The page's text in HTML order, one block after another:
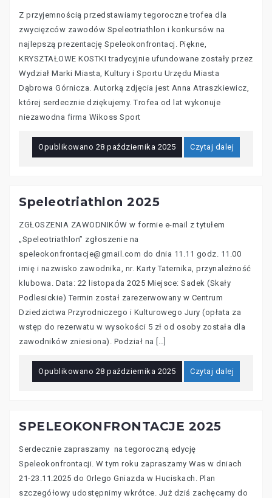
Z przyjemnością przedstawiamy tegoroczne trofea dla
zwycięzców zawodów Speleotriathlon i konkursów na
najlepszą prezentację Speleokonfrontacj. Piękne,
KRYSZTAŁOWE KOSTKI tradycyjnie ufundowane zostały przez
Wydział Marki Miasta, Kultury i Sportu Urzędu Miasta
Dąbrowa Górnicza. Autorką zdjęcia jest Anna Atraszkiewicz,
której serdecznie dziękujemy. Trofea od lat wykonuje
niezawodna firma Wikoss Sport
Opublikowano 28 października 2025 Czytaj dalej
Speleotriathlon 2025
ZGŁOSZENIA ZAWODNIKÓW w formie e-mail z tytułem
„Speleotriathlon” zgłoszenie na
speleokonfrontacje@gmail.com do dnia 11.11 godz. 11.00
imię i nazwisko zawodnika, nr. Karty Taternika, przynależność
klubowa. Data: 22 listopada 2025 Miejsce: Sadek (Skały
Podlesickie) Termin został zarezerwowany w Centrum
Dziedzictwa Przyrodniczego i Kulturowego Jury (opłata za
wstęp do rezerwatu w wysokości 5 zł od osoby została dla
zawodników zniesiona). Podział na […]
Opublikowano 28 października 2025 Czytaj dalej
SPELEOKONFRONTACJE 2025
Serdecznie zapraszamy na tegoroczną edycję
Speleokonfrontacji. W tym roku zapraszamy Was w dniach
21-23.11.2025 do Orlego Gniazda w Huciskach. Plan
szczegółowy udostępnimy wkrótce. Już dziś zachęcamy do